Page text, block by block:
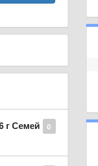
0
г Семей